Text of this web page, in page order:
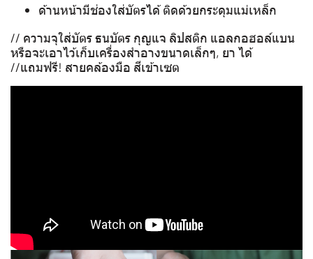
ด้านหน้ามีช่องใส่บัตรได้ ติดด้วยกระดุมแม่เหล็ก
// ความจุใส่บัตร ธนบัตร กุญแจ ลิปสติก แอลกอฮอล์แบน
หรือจะเอาไว้เก็บเครื่องสำอางขนาดเล็กๆ, ยา ได้
//แถมฟรี! สายคล้องมือ สีเข้าเซต